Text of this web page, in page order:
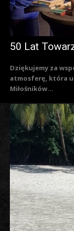
50 Lat
Dziękujemy za
atmosferę, która
Miłośników...